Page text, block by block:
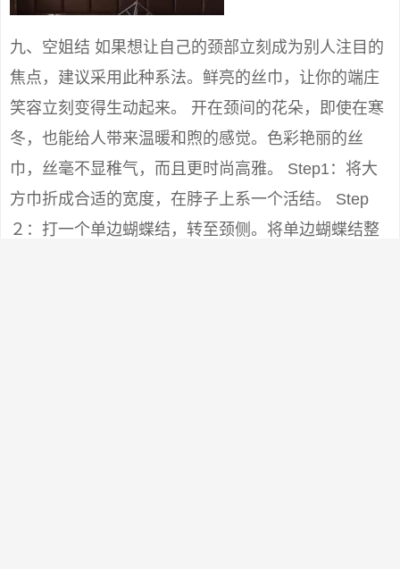
九、空姐结 如果想让自己的颈部立刻成为别人注目的
焦点，建议采用此种系法。鲜亮的丝巾，让你的端庄
笑容立刻变得生动起来。 开在颈间的花朵，即使在寒
冬，也能给人带来温暖和煦的感觉。色彩艳丽的丝
巾，丝毫不显稚气，而且更时尚高雅。 Step1：将大
方巾折成合适的宽度，在脖子上系一个活结。 Step
２：打一个单边蝴蝶结，转至颈侧。将单边蝴蝶结整